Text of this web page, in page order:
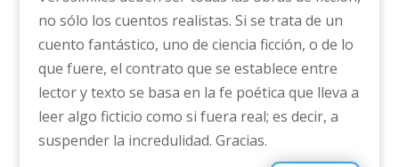
no sólo los cuentos realistas. Si se trata de un
cuento fantástico, uno de ciencia ficción, o de lo
que fuere, el contrato que se establece entre
lector y texto se basa en la fe poética que lleva a
leer algo ficticio como si fuera real; es decir, a
suspender la incredulidad. Gracias.